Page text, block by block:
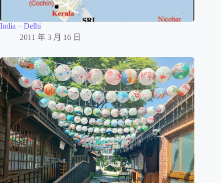
India – Delhi
2011 年 3 月 16 日